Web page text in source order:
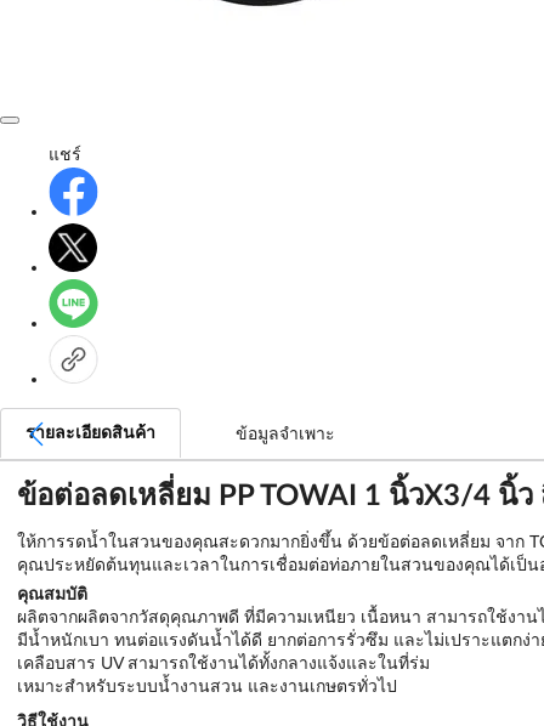
แชร์
รายละเอียดสินค้า ข้อมูลจำเพาะ
ข้อต่อลดเหลี่ยม PP TOWAI 1 นิ้วX3/4 นิ้ว
ให้การรดน้ำในสวนของคุณสะดวกมากยิ่งขึ้น ด้วยข้อต่อลดเหลี่ยม จาก
คุณประหยัดต้นทุนและเวลาในการเชื่อมต่อท่อภายในสวนของคุณได้เป็
คุณสมบัติ
ผลิตจากผลิตจากวัสดุคุณภาพดี ที่มีความเหนียว เนื้อหนา สามารถใช้งาน
มีน้ำหนักเบา ทนต่อแรงดันน้ำได้ดี ยากต่อการรั่วซึม และไม่เปราะแตกง่า
เคลือบสาร UV สามารถใช้งานได้ทั้งกลางแจ้งและในที่ร่ม
เหมาะสำหรับระบบน้ำงานสวน และงานเกษตรทั่วไป
วิธีใช้งาน